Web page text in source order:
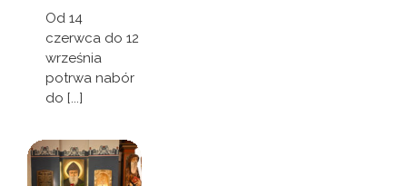
Od 14
czerwca do 12
września
potrwa nabór
do [...]